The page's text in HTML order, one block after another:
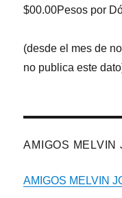
$00.00Pesos por
(desde el mes de
no publica este
AMIGOS MELVIN
AMIGOS MELVIN